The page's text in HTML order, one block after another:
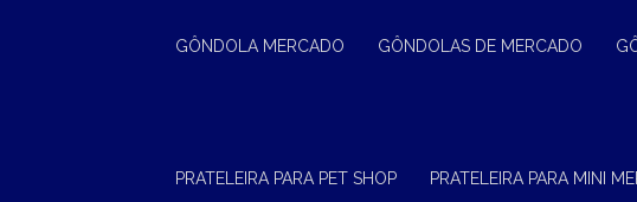
GÔNDOLA MERCADO GÔNDOLAS DE MERCADO
PRATELEIRA PARA PET SHOP PRATELEIRA PARA MINI